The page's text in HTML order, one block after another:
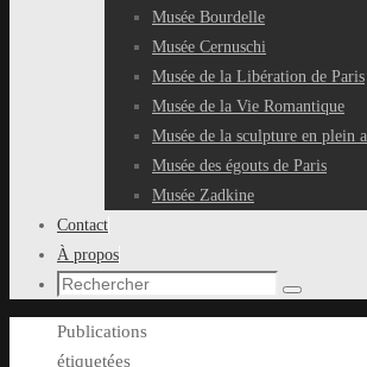
Musée Bourdelle
Musée Cernuschi
Musée de la Libération de Paris
Musée de la Vie Romantique
Musée de la sculpture en plein
Musée des égouts de Paris
Musée Zadkine
Contact
À propos
Recherche
:
Accueil
Publications
étiquetées